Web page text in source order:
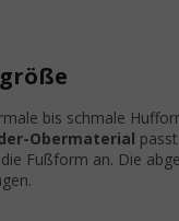
bis schmale
Obermaterial
Fußform an. Die